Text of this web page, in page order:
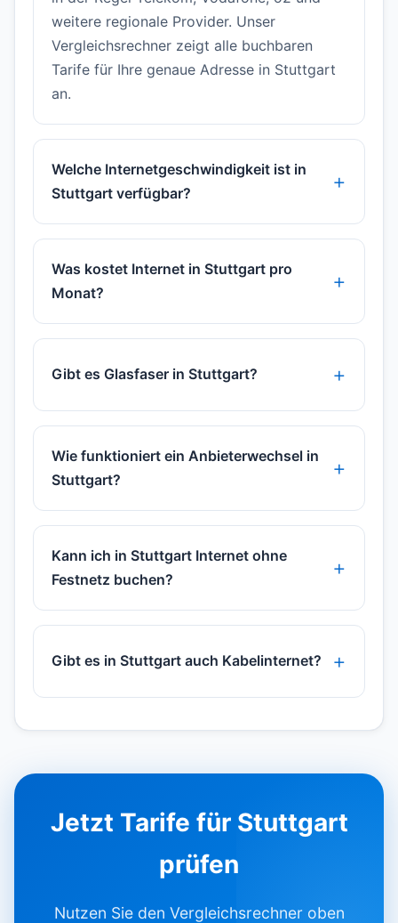
weitere regionale Provider. Unser
Vergleichsrechner zeigt alle buchbaren
Tarife für Ihre genaue Adresse in Stuttgart
an.
Welche Internetgeschwindigkeit ist in
Stuttgart verfügbar?
Was kostet Internet in Stuttgart pro
Monat?
Gibt es Glasfaser in Stuttgart?
Wie funktioniert ein Anbieterwechsel in
Stuttgart?
Kann ich in Stuttgart Internet ohne
Festnetz buchen?
Gibt es in Stuttgart auch Kabelinternet?
Jetzt Tarife für Stuttgart
prüfen
Nutzen Sie den Vergleichsrechner oben